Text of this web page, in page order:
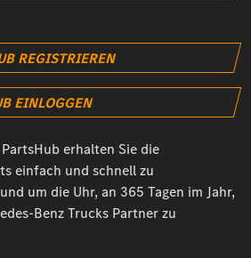
REGISTRIEREN
EINLOGGEN
erhalten Sie die
einfach und schnell zu
um die Uhr, an 365 Tagen im Jahr,
Benz Trucks Partner zu